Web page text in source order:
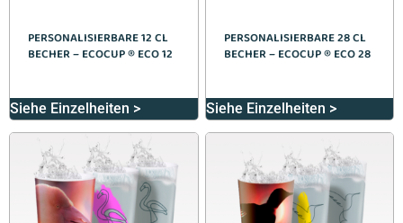
PERSONALISIERBARE 12 CL
BECHER – ECOCUP ® ECO 12
Siehe Einzelheiten >
PERSONALISIERBARE 28 CL
BECHER – ECOCUP ® ECO 28
Siehe Einzelheiten >